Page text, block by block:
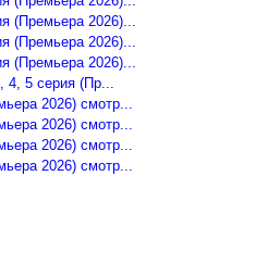
(Премьера 2026)...
(Премьера 2026)...
(Премьера 2026)...
4, 5 серия (Пр...
2026) смотр...
2026) смотр...
2026) смотр...
2026) смотр...